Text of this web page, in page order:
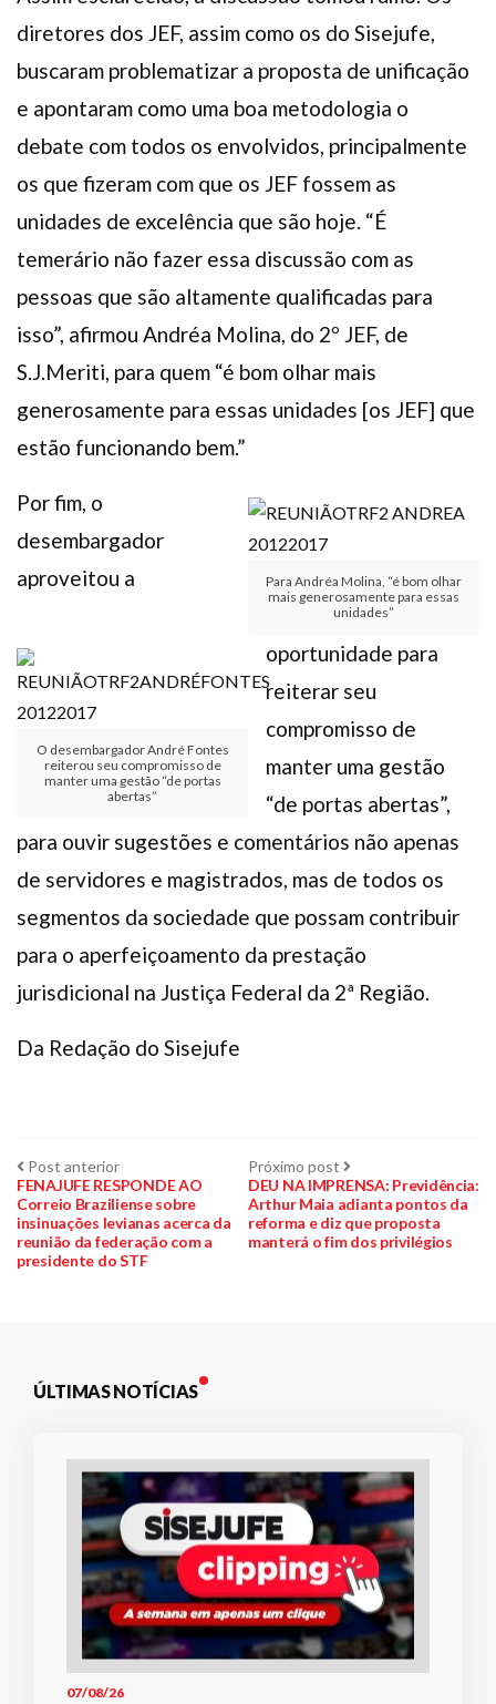
diretores dos JEF, assim como os do Sisejufe,
buscaram problematizar a proposta de unificação
e apontaram como uma boa metodologia o
debate com todos os envolvidos, principalmente
os que fizeram com que os JEF fossem as
unidades de excelência que são hoje. “É
temerário não fazer essa discussão com as
pessoas que são altamente qualificadas para
isso”, afirmou Andréa Molina, do 2º JEF, de
S.J.Meriti, para quem “é bom olhar mais
generosamente para essas unidades [os JEF] que
estão funcionando bem.”
Para Andréa Molina, “é bom olhar
mais generosamente para essas
unidades”
O desembargador André Fontes
reiterou seu compromisso de
manter uma gestão “de portas
abertas”
Por fim, o
desembargador
aproveitou a
oportunidade para
reiterar seu
compromisso de
manter uma gestão
“de portas abertas”,
para ouvir sugestões e comentários não apenas
de servidores e magistrados, mas de todos os
segmentos da sociedade que possam contribuir
para o aperfeiçoamento da prestação
jurisdicional na Justiça Federal da 2ª Região.
Da Redação do Sisejufe
Navegação
de
Post
Post anteriorPost
anterior:
FENAJUFE RESPONDE AO
Correio Braziliense sobre
insinuações levianas acerca da
reunião da federação com a
presidente do STF
Próximo post Próximo
post:
DEU NA IMPRENSA: Previdência:
Arthur Maia adianta pontos da
reforma e diz que proposta
manterá o fim dos privilégios
ÚLTIMAS NOTÍCIAS
07/08/26